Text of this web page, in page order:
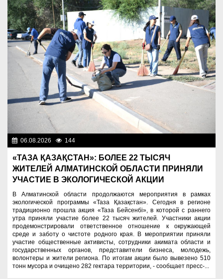
06.08.2026 144
«ТАЗА ҚАЗАҚСТАН»: БОЛЕЕ 22 ТЫСЯЧ
ЖИТЕЛЕЙ АЛМАТИНСКОЙ ОБЛАСТИ ПРИНЯЛИ
УЧАСТИЕ В ЭКОЛОГИЧЕСКОЙ АКЦИИ
В Алматинской области продолжаются мероприятия в рамках
экологической программы «Таза Қазақстан». Сегодня в регионе
традиционно прошла акция «Таза Бейсенбі», в которой с раннего
утра приняли участие более 22 тысяч жителей. Участники акции
продемонстрировали ответственное отношение к окружающей
среде и заботу о чистоте родного края. В мероприятии приняли
участие общественные активисты, сотрудники акимата области и
государственных органов, представители бизнеса, молодежь,
волонтеры и жители региона. По итогам акции было вывезено 510
тонн мусора и очищено 282 гектара территории, - сообщает пресс-...